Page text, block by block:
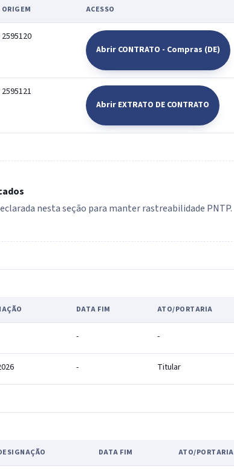
ORIGEM ACESSO
2595120
Abrir CONTRATO - Compras (DE)
2595121
Abrir EXTRATO DE CONTRATO
nesta seção para manter rastreabilidade PNTP.
DATA FIM ATO/PORTARIA
- -
- Titular
DATA FIM ATO/PORTARIA